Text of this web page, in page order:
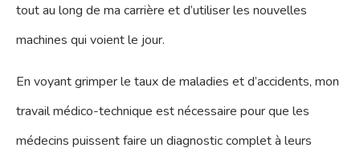
tout au long de ma carrière et d’utiliser les nouvelles
machines qui voient le jour.
En voyant grimper le taux de maladies et d’accidents, mon
travail médico-technique est nécessaire pour que les
médecins puissent faire un diagnostic complet à leurs